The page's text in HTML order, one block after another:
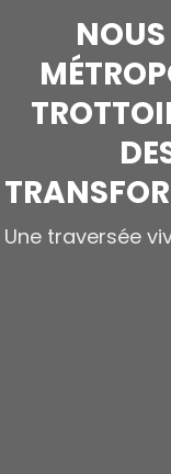
Une traversée